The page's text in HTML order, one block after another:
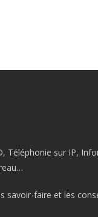
Téléphonie sur IP,
savoir-faire et les